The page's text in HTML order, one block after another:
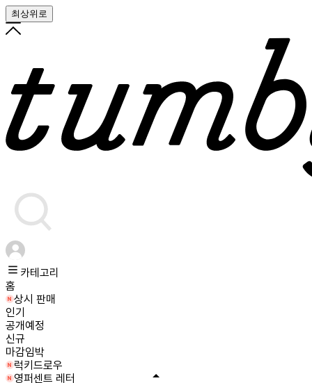
최상위로
카테고리
홈
상시 판매
인기
공개예정
신규
마감임박
럭키드로우
영퍼센트 레터